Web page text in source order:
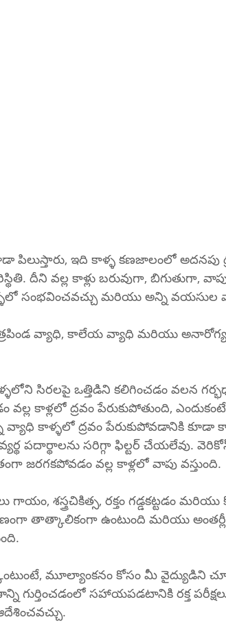
ఇది కాళ్ళ కణజాలంలో అదనపు
దీని వల్ల కాళ్లు బరువుగా, బిగుతుగా,
సంభవించవచ్చు మరియు అన్ని వయసుల
వ్యాధి, కాలేయ వ్యాధి మరియు అనారోగ్య
సిరలపై ఒత్తిడిని కలిగించడం వలన
వల్ల కాళ్లలో ద్రవం పేరుకుపోతుంది,
కాళ్ళలో ద్రవం పేరుకుపోవడానికి కూడా
వ్యర్థ పదార్థాలను సరిగ్గా ఫిల్టర్ చేయలేవు.
జరగకపోవడం వల్ల కాళ్లలో వాపు వస్తుంది.
శస్త్రచికిత్స, రక్తం గడ్డకట్టడం
తాత్కాలికంగా ఉంటుంది మరియు
మూల్యాంకనం కోసం మీ వైద్యుడిని
గుర్తించడంలో సహాయపడటానికి రక్త